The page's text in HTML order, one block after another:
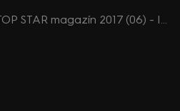
TOP STAR magazín 2017 (06) - Igor Bareš